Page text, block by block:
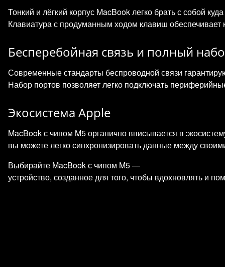
Тонкий и лёгкий корпус MacBook легко брать с собой
Клавиатура с продуманным ходом клавиш
Бесперебойная связь и полный
Современные стандарты беспроводной связи
Набор портов позволяет легко подключать
Экосистема Apple
MacBook с чипом M5 органично вписывается в
вы можете легко синхронизировать данные между
Выбирайте MacBook с чипом M5 —
устройство, созданное для того, чтобы вдохновлять и